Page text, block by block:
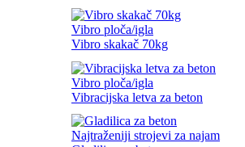
Vibro ploča/igla
Vibro skakač 70kg
Vibro ploča/igla
Vibracijska letva za beton
Najtraženiji strojevi za najam